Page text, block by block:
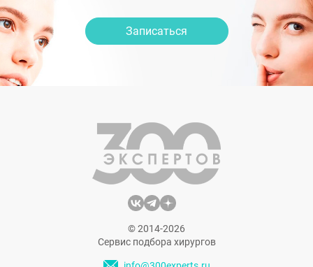
Записаться
© 2014-2026
Сервис подбора хирургов